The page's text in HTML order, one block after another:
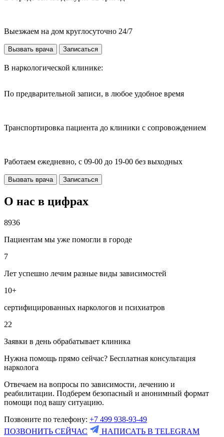
Выезжаем на дом круглосуточно 24/7
Вызвать врача Записаться
В наркологической клинике:
По предварительной записи, в любое удобное время
Транспортировка пациента до клиники с сопровождением
Работаем ежедневно, с 09-00 до 19-00 без выходных
Вызвать врача Записаться
О нас в цифрах
8936
Пациентам мы уже помогли в городе
7
Лет успешно лечим разные виды зависимостей
10+
сертифицированных наркологов и психиатров
22
Заявки в день обрабатывает клиника
Нужна помощь прямо сейчас? Бесплатная консультация
нарколога
Отвечаем на вопросы по зависимости, лечению и
реабилитации. Подберем безопасный и анонимный формат
помощи под вашу ситуацию.
Позвоните по телефону: +7 499 938-93-49
ПОЗВОНИТЬ СЕЙЧАС
НАПИСАТЬ В TELEGRAM